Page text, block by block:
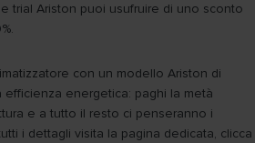
trial Ariston puoi usufruire di uno sconto
con un modello Ariston di
energetica: paghi la metà
e a tutto il resto ci penseranno i
i dettagli visita la pagina dedicata, clicca